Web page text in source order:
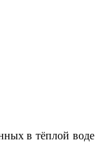
в тёплой воде